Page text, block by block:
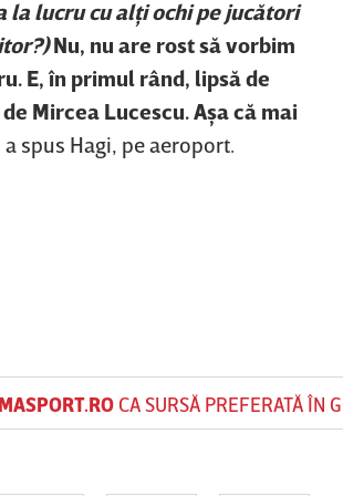
la lucru cu alţi ochi pe jucători
Nu, nu are rost să vorbim
E, în primul rând, lipsă de
Mircea Lucescu. Aşa că mai
a spus Hagi, pe aeroport.
CA SURSĂ PREFERATĂ ÎN